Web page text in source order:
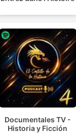
Documentales TV -
Historia y Ficción